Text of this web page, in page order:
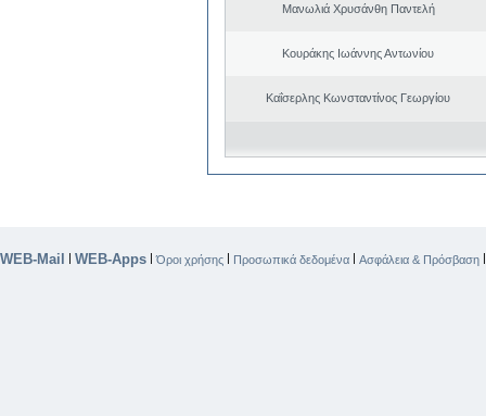
Μανωλιά Χρυσάνθη Παντελή
Κουράκης Ιωάννης Αντωνίου
Καΐσερλης Κωνσταντίνος Γεωργίου
WEB-Mail | WEB-Apps |Όροι χρήσης | Προσωπικά δεδομένα | Ασφάλεια & Πρόσβαση